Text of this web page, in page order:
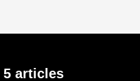
5 articles